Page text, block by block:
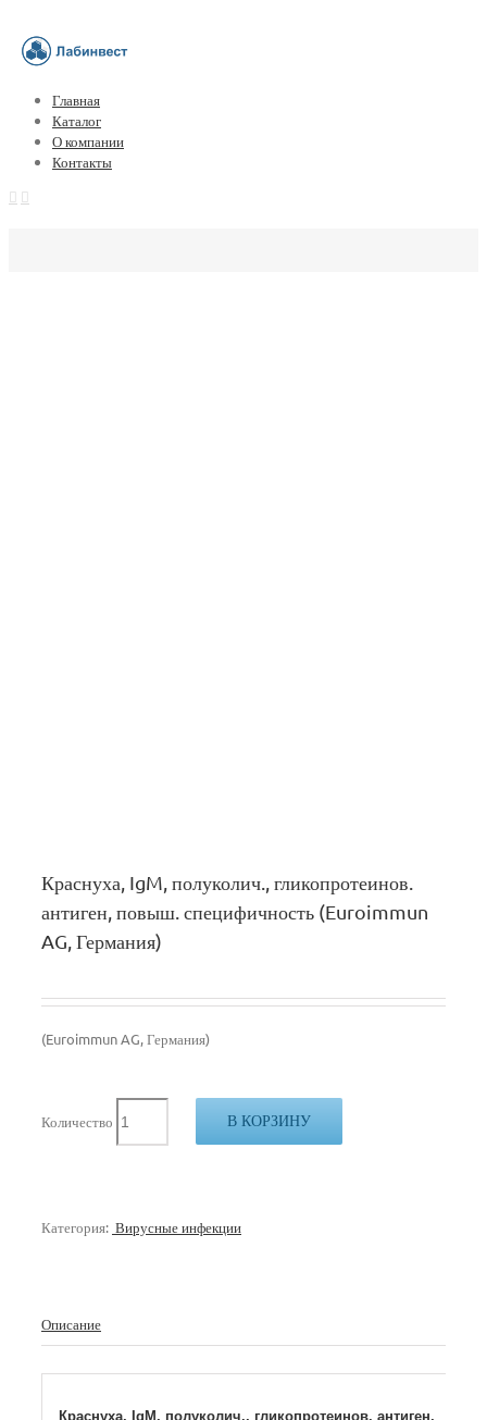
Главная
Каталог
О компании
Контакты
Краснуха, IgM, полуколич., гликопротеинов.
антиген, повыш. специфичность (Euroimmun
AG, Германия)
(Euroimmun AG, Германия)
Количество В КОРЗИНУ
Категория: Вирусные инфекции
Описание
Краснуха, IgM, полуколич., гликопротеинов. антиген,